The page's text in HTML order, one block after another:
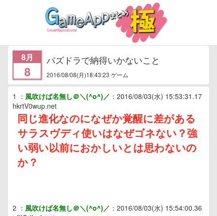
8月
8
パズドラで納得いかないこと
2016/08/08(月)18:43:23 ゲーム
1 ： 風吹けば名無し＠＼(^o^)／ ： 2016/08/03(水) 15:53:31.17
hkrtV0wup.net
同じ進化なのになぜか覚醒に差がある
サラスヴディ使いはなぜゴネない？強
い弱い以前におかしいとは思わないの
か？
2 ： 風吹けば名無し＠＼(^o^)／ ： 2016/08/03(水) 15:54:00.36